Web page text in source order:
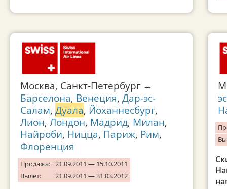
Москва, Санкт-Петербург →
Барселона, Венеция, Дар-эс-
Салам, Дуала, Йоханнесбург,
Лион, Лондон, Мадрид, Милан,
Найроби, Ницца, Париж, Рим,
Флоренция
Продажа: 21.09.2011 — 15.10.2011
Вылет:
21.09.2011 — 31.03.2012